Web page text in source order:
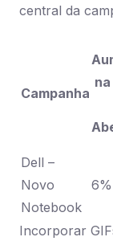
central da
Campanha
Dell –
Novo
Notebook
6%
Incorporar